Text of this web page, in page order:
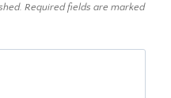
Required fields are marked